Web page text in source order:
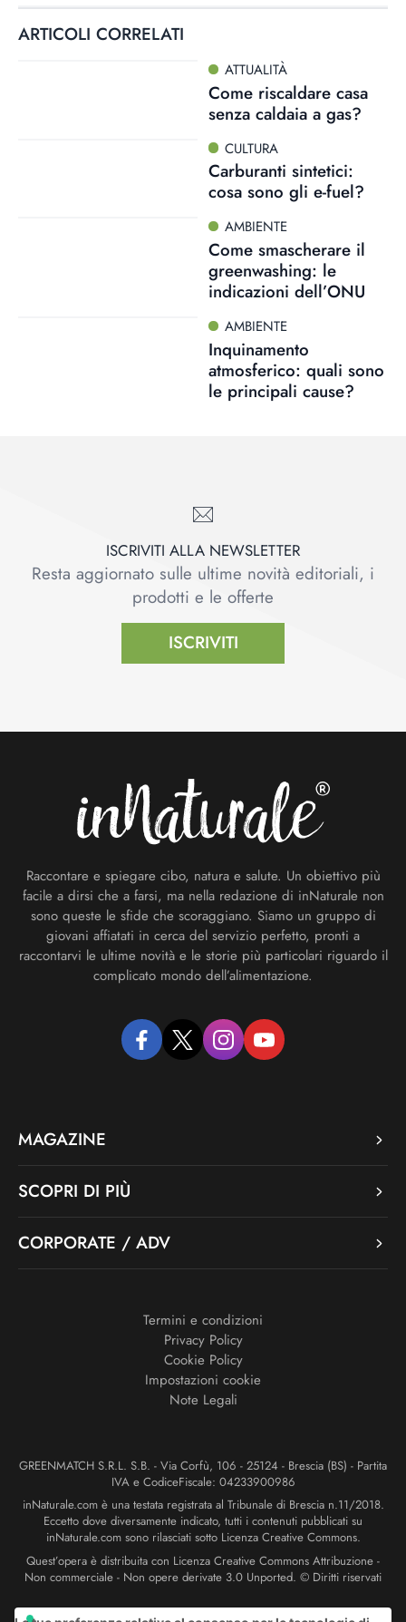
ARTICOLI CORRELATI
ATTUALITÀ
Come riscaldare casa
senza caldaia a gas?
CULTURA
Carburanti sintetici:
cosa sono gli e-fuel?
AMBIENTE
Come smascherare il
greenwashing: le
indicazioni dell’ONU
AMBIENTE
Inquinamento
atmosferico: quali sono
le principali cause?
ISCRIVITI ALLA NEWSLETTER
Resta aggiornato sulle ultime novità editoriali, i
prodotti e le offerte
ISCRIVITI
Raccontare e spiegare cibo, natura e salute. Un obiettivo più
facile a dirsi che a farsi, ma nella redazione di inNaturale non
sono queste le sfide che scoraggiano. Siamo un gruppo di
giovani affiatati in cerca del servizio perfetto, pronti a
raccontarvi le ultime novità e le storie più particolari riguardo il
complicato mondo dell’alimentazione.
facebooktwitter instagramyoutube
MAGAZINE
SCOPRI DI PIÙ
CORPORATE / ADV
Termini e condizioni
Privacy Policy
Cookie Policy
Impostazioni cookie
Note Legali
GREENMATCH S.R.L. S.B. - Via Corfù, 106 - 25124 - Brescia (BS) - Partita
IVA e CodiceFiscale: 04233900986
inNaturale.com è una testata registrata al Tribunale di Brescia n.11/2018.
Eccetto dove diversamente indicato, tutti i contenuti pubblicati su
inNaturale.com sono rilasciati sotto Licenza Creative Commons.
Quest’opera è distribuita con Licenza Creative Commons Attribuzione -
Non commerciale - Non opere derivate 3.0 Unported. © Diritti riservati